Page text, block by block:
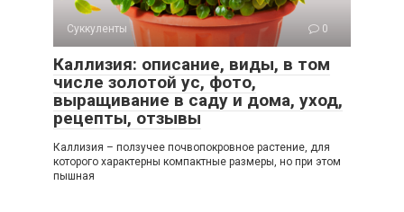
Суккуленты 0
Каллизия: описание, виды, в том
числе золотой ус, фото,
выращивание в саду и дома, уход,
рецепты, отзывы
Каллизия – ползучее почвопокровное растение, для
которого характерны компактные размеры, но при этом
пышная